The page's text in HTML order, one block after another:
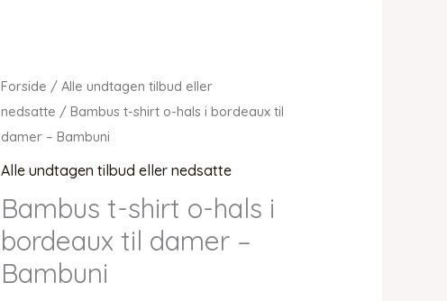
Forside /Alle undtagen tilbud eller
nedsatte / Bambus t-shirt o-hals i bordeaux til
damer – Bambuni
Alle undtagen tilbud eller nedsatte
Bambus t-shirt o-hals i
bordeaux til damer –
Bambuni